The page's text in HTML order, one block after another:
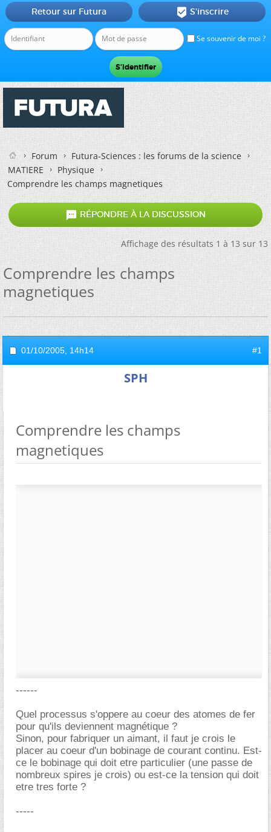
Se souvenir de moi ?
Retour sur Futura  S'inscrire
Forum
Futura-Sciences : les forums de la science
MATIERE
Physique
Comprendre les champs magnetiques
 RÉPONDRE À LA DISCUSSION
Affichage des résultats 1 à 13 sur 13
Comprendre les champs
magnetiques
01/10/2005, 14h14 #1
SPH
Comprendre les champs
magnetiques
------
Quel processus s'oppere au coeur des atomes de fer
pour qu'ils deviennent magnétique ?
Sinon, pour fabriquer un aimant, il faut je crois le
placer au coeur d'un bobinage de courant continu. Est-
ce le bobinage qui doit etre particulier (une passe de
nombreux spires je crois) ou est-ce la tension qui doit
etre tres forte ?
-----